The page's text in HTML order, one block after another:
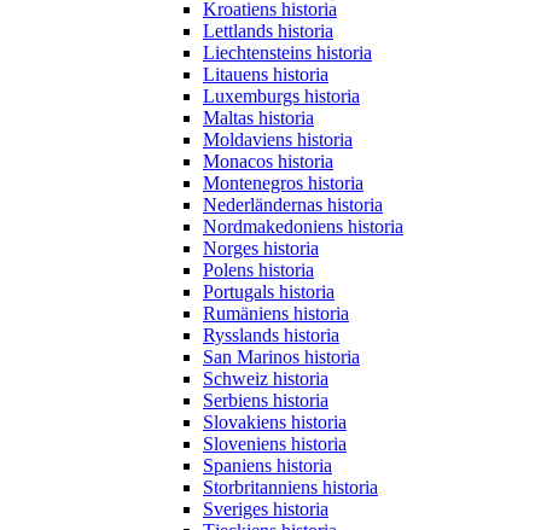
Kroatiens historia
Lettlands historia
Liechtensteins historia
Litauens historia
Luxemburgs historia
Maltas historia
Moldaviens historia
Monacos historia
Montenegros historia
Nederländernas historia
Nordmakedoniens historia
Norges historia
Polens historia
Portugals historia
Rumäniens historia
Rysslands historia
San Marinos historia
Schweiz historia
Serbiens historia
Slovakiens historia
Sloveniens historia
Spaniens historia
Storbritanniens historia
Sveriges historia